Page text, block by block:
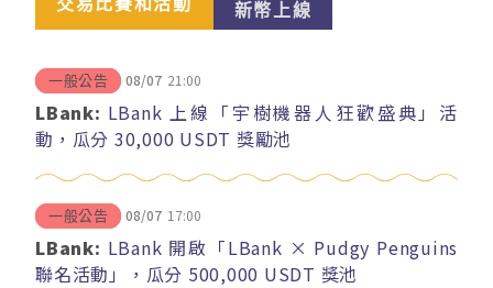
交易比賽和活動 新幣上線
一般公告 08/07 21:00
LBank: LBank 上線「宇樹機器人狂歡盛典」活
動，瓜分 30,000 USDT 獎勵池
一般公告 08/07 17:00
LBank: LBank 開啟「LBank × Pudgy Penguins
聯名活動」，瓜分 500,000 USDT 獎池